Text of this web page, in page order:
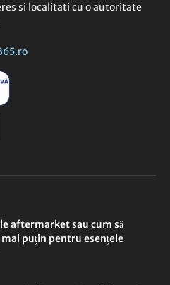
si localitati cu o autoritate
aftermarket sau cum să
puțin pentru esențele